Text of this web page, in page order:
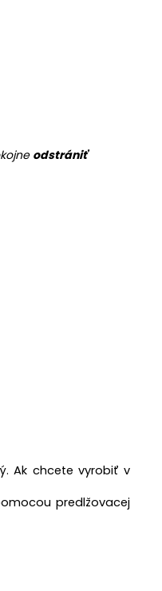
odstrániť
Ak chcete vyrobiť v
predlžovacej